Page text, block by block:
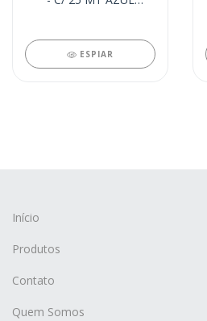
ESPIAR
Início
Produtos
Contato
Quem Somos